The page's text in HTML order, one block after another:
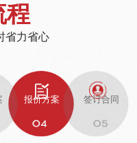
程
省力省心
报价方案 签订合同